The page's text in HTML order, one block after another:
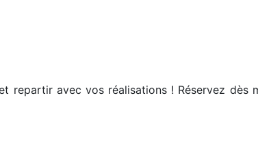
repartir avec vos réalisations ! Réservez dès